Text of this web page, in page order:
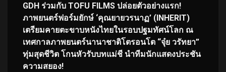
GDH ร่วมกับ TOFU FILMS ปล่อยตัวอย่างแรก!
ภาพยนตร์ฟอร์มยักษ์ ‘คุณยายวรนาฏ’ (INHERIT)
เตรียมคายตะขาบหนังไทยในรอบปฐมทัศน์โลก ณ
เทศกาลภาพยนตร์นานาชาติโตรอนโต “จุ๋ย วรัทยา”
ทุ่มสุดชีวิต โกนหัวรับบทแม่ชี นำทีมนักแสดงประชัน
ความสยอง!